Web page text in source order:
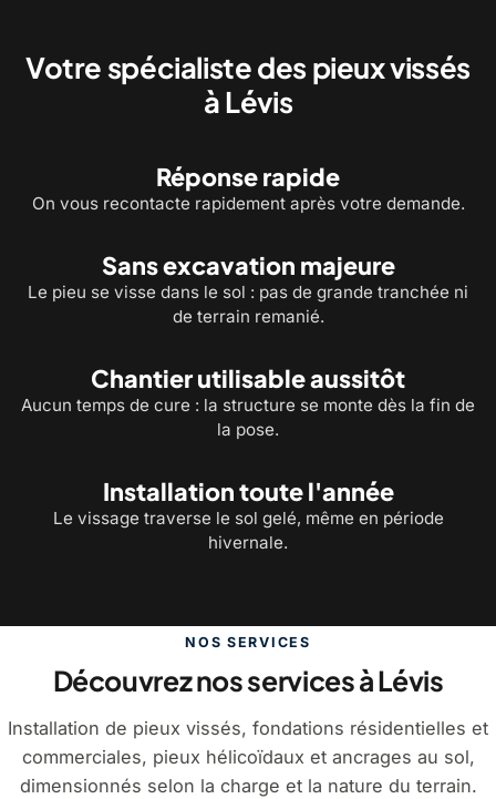
Votre spécialiste des pieux vissés
à Lévis
Réponse rapide
On vous recontacte rapidement après votre demande.
Sans excavation majeure
Le pieu se visse dans le sol : pas de grande tranchée ni
de terrain remanié.
Chantier utilisable aussitôt
Aucun temps de cure : la structure se monte dès la fin de
la pose.
Installation toute l'année
Le vissage traverse le sol gelé, même en période
hivernale.
NOS SERVICES
Découvrez nos services à Lévis
Installation de pieux vissés, fondations résidentielles et
commerciales, pieux hélicoïdaux et ancrages au sol,
dimensionnés selon la charge et la nature du terrain.